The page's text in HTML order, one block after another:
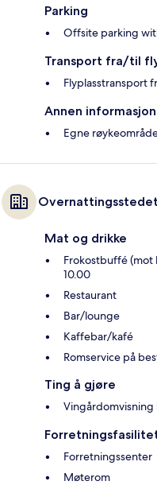
Parking
Offsite parking
Transport fra/til
Flyplasstransport
Annen informasjon
Egne
Mat og drikke
Frokostbuffé (mot
10.00
Restaurant
Bar/lounge
Kaffebar/kafé
Romservice på
Ting å gjøre
Forretningssenter
Møterom